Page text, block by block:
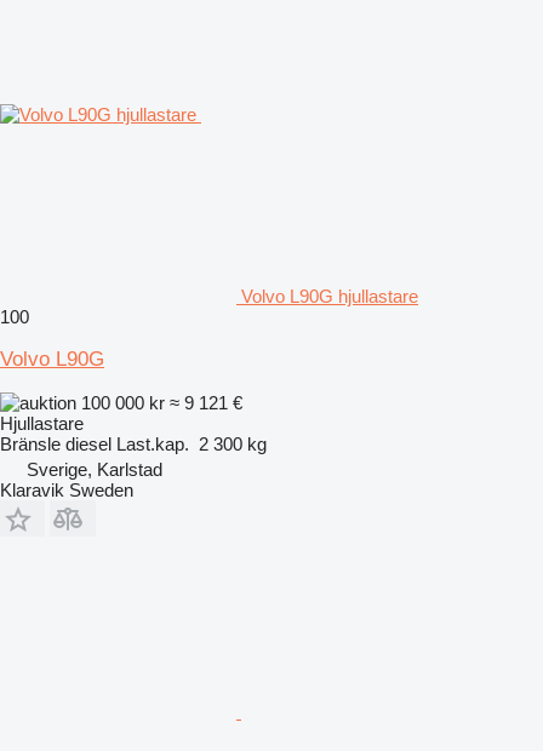
Volvo L90G hjullastare
100
Volvo L90G
100 000 kr ≈ 9 121 €
Hjullastare
Bränsle diesel Last.kap. 2 300 kg
Sverige, Karlstad
Klaravik Sweden